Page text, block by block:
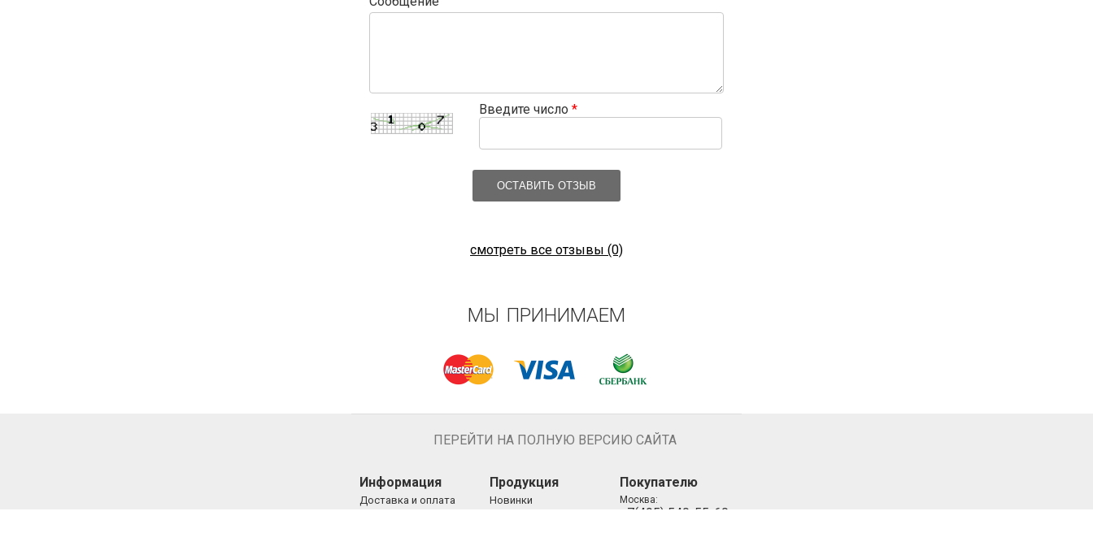
Введите число *
ОСТАВИТЬ ОТЗЫВ
смотреть все отзывы (0)
МЫ ПРИНИМАЕМ
ПЕРЕЙТИ НА ПОЛНУЮ ВЕРСИЮ САЙТА
Информация
Доставка и оплата
Продукция
Новинки
Покупателю
Москва:
+7(495) 540-55-60